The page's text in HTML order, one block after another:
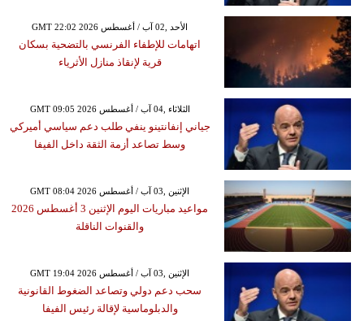
GMT 22:02 2026 الأحد ,02 آب / أغسطس
اتهامات للإطفاء الفرنسي بالتضحية بسكان
قرية لإنقاذ منازل الأثرياء
GMT 09:05 2026 الثلاثاء ,04 آب / أغسطس
جياني إنفانتينو ينفي طلب دعم سياسي أميركي
وسط تصاعد أزمة الثقة داخل الفيفا
GMT 08:04 2026 الإثنين ,03 آب / أغسطس
مواعيد مباريات اليوم الإثنين 3 أغسطس 2026
والقنوات الناقلة
GMT 19:04 2026 الإثنين ,03 آب / أغسطس
سحب دعم دولي وتصاعد الضغوط القانونية
والدبلوماسية لإقالة رئيس الفيفا